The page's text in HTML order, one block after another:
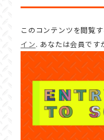
このコンテンツを閲覧
イン. あなたは会員です